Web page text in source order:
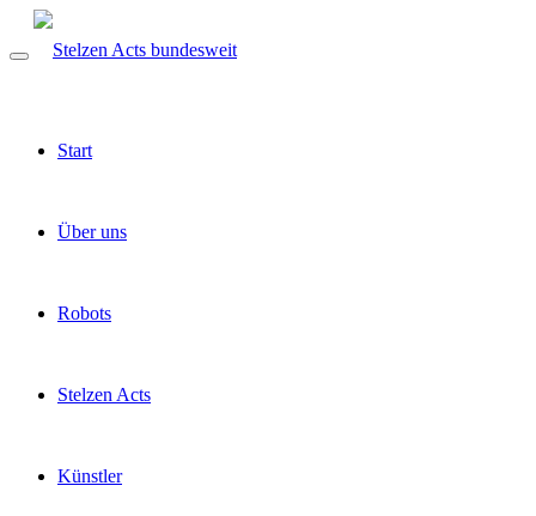
Start
Über uns
Robots
Stelzen Acts
Künstler